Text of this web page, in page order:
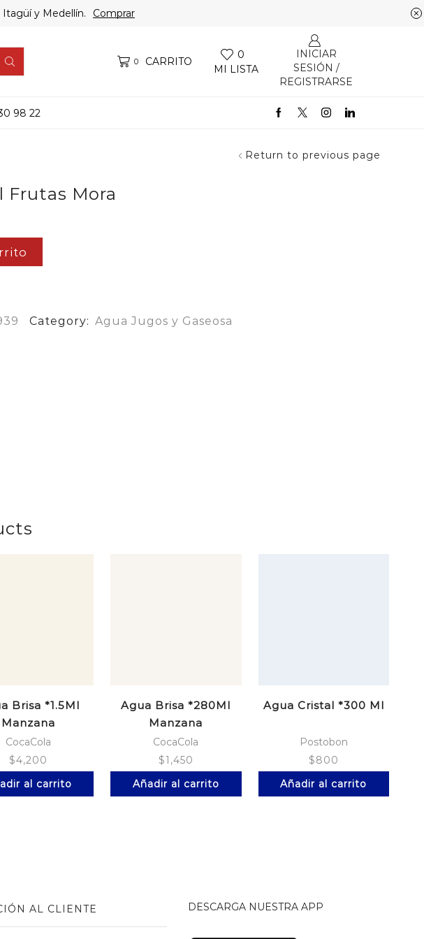
y Medellín. Comprar
0 CARRITO
0
MI LISTA
INICIAR
SESIÓN /
REGISTRARSE
98 22
Return to previous page
Mora
Category: Agua Jugos y Gaseosa
Brisa *1.5Ml
Manzana
CocaCola
$4,200
al carrito
Agua Brisa *280Ml
Manzana
CocaCola
$1,450
Añadir al carrito
Agua Cristal *300 Ml
Postobon
$800
Añadir al carrito
AL CLIENTE DESCARGA NUESTRA APP